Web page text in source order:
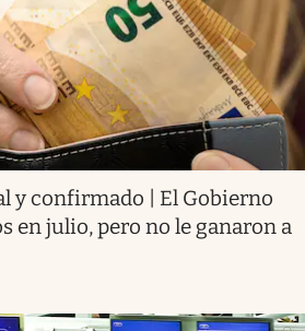
y confirmado | El Gobierno
en julio, pero no le ganaron a